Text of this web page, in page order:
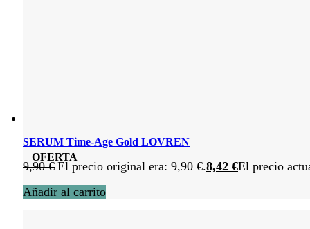
OFERTA
SERUM Time-Age Gold LOVREN
9,90€ El precio original era: 9,90 €.8,42 €El precio
Añadir al carrito